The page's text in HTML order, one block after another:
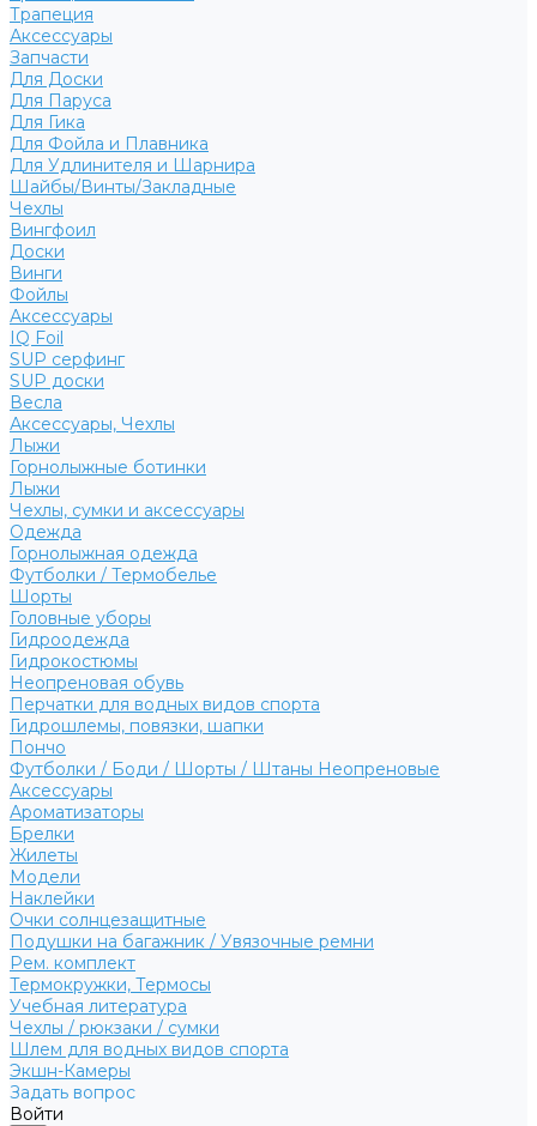
Трапеция
Аксессуары
Запчасти
Для Доски
Для Паруса
Для Гика
Для Фойла и Плавника
Для Удлинителя и Шарнира
Шайбы/Винты/Закладные
Чехлы
Вингфоил
Доски
Винги
Фойлы
Аксессуары
IQ Foil
SUP серфинг
SUP доски
Весла
Аксессуары, Чехлы
Лыжи
Горнолыжные ботинки
Лыжи
Чехлы, сумки и аксессуары
Одежда
Горнолыжная одежда
Футболки / Термобелье
Шорты
Головные уборы
Гидроодежда
Гидрокостюмы
Неопреновая обувь
Перчатки для водных видов спорта
Гидрошлемы, повязки, шапки
Пончо
Футболки / Боди / Шорты / Штаны Неопреновые
Аксессуары
Ароматизаторы
Брелки
Жилеты
Модели
Наклейки
Очки солнцезащитные
Подушки на багажник / Увязочные ремни
Рем. комплект
Термокружки, Термосы
Учебная литература
Чехлы / рюкзаки / сумки
Шлем для водных видов спорта
Экшн-Камеры
Задать вопрос
Войти